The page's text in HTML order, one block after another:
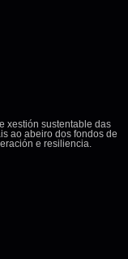
xestión sustentable das
ao abeiro dos fondos de
e resiliencia.